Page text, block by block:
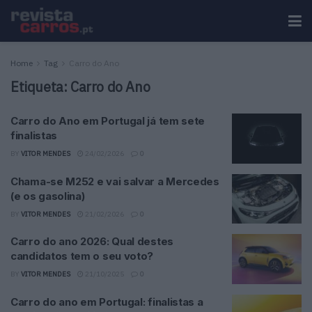
Home Tag Carro do Ano
Etiqueta: Carro do Ano
Carro do Ano em Portugal já tem sete
finalistas
VITOR MENDES 0
Chama-se M252 e vai salvar a Mercedes
(e os gasolina)
VITOR MENDES 0
Carro do ano 2026: Qual destes
candidatos tem o seu voto?
VITOR MENDES 0
Carro do ano em Portugal: finalistas a